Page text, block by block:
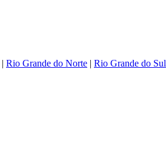
| Rio Grande do Norte | Rio Grande do Sul